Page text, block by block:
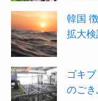
韓国
拡大
ゴキ
のごき